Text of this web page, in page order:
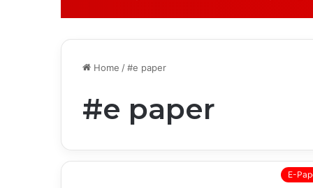
Home /#e paper
#e paper
E-